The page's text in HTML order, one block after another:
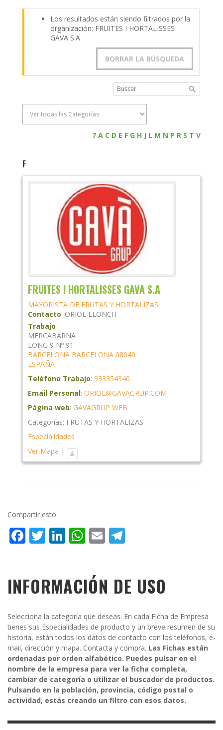
Los resultados están siendo filtrados por la
organización: FRUITES I HORTALISSES
GAVA S.A
BORRAR LA BÚSQUEDA
7 A C D E F G H J L M N P R S T V
F
FRUITES I HORTALISSES GAVA S.A
MAYORISTA DE FRUTAS Y HORTALIZAS
Contacto: ORIOL LLONCH
Trabajo
MERCABARNA
LONG 9 Nº 91
BARCELONA BARCELONA 08040
ESPAÑA
Teléfono Trabajo: 933354340
Email Personal: ORIOL@GAVAGRUP.COM
Página web: GAVAGRUP WEB
Categorías: FRUTAS Y HORTALIZAS
Especialidades
Ver Mapa |
Compartir esto
Facebook
Twitter
LinkedIn
WhatsApp
Email
INFORMACIÓN DE USO
Selecciona la categoría que deseas. En cada Ficha de Empresa
tienes sus Especialidades de producto y un breve resumen de su
historia, están todos los datos de contacto con los teléfonos, e-
mail, dirección y mapa. Contacta y compra. Las Fichas están
ordenadas por orden alfabético. Puedes pulsar en el
nombre de la empresa para ver la ficha completa,
cambiar de categoría o utilizar el buscador de productos.
Pulsando en la población, provincia, código postal o
actividad, estás creando un filtro con esos datos.